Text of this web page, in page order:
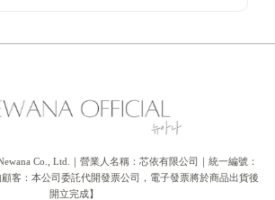
Co., Ltd.｜營業人名稱：芯依有限公司｜統一編號：
客：本公司委託代開發票公司，電子發票將於商品出貨後
開立完成】